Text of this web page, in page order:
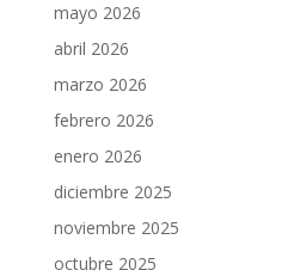
mayo 2026
abril 2026
marzo 2026
febrero 2026
enero 2026
diciembre 2025
noviembre 2025
octubre 2025